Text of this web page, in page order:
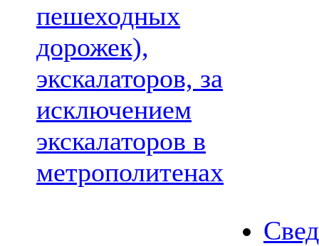
пешеходных
дорожек),
экскалаторов, за
исключением
экскалаторов в
метрополитенах